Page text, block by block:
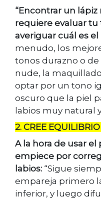
“Encontrar un
requiere evaluar tu
averiguar cuál es
menudo, los
tonos durazno o de
nude, la
optar por un tono
oscuro que la piel
labios muy natural
2. CREE
A la hora de usar
empiece por
labios: “Sigue
empareja primero
inferior, y luego